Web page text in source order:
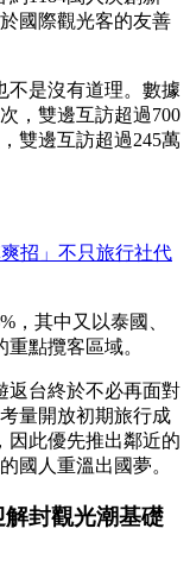
國際觀光客的友善
不是沒有道理。數據
，雙邊互訪超過700
雙邊互訪超過245萬
招」不只旅行社代
，其中又以泰國、
點攬客區域。
返台終於不必再面對
量開放初期旅行成
因此優先推出鄰近的
國人重溫出國夢。
封觀光潮基礎